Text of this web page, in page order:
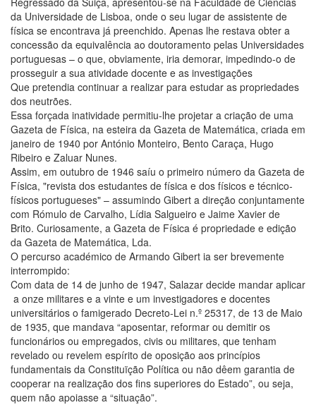
da Universidade de Lisboa, onde o seu lugar de assistente de
física se encontrava já preenchido. Apenas lhe restava obter a
concessão da equivalência ao doutoramento pelas Universidades
portuguesas – o que, obviamente, iria demorar, impedindo-o de
prosseguir a sua atividade docente e as investigações
Que pretendia continuar a realizar para estudar as propriedades
dos neutrões.
Essa forçada inatividade permitiu-lhe projetar a criação de uma
Gazeta de Física, na esteira da Gazeta de Matemática, criada em
janeiro de 1940 por António Monteiro, Bento Caraça, Hugo
Ribeiro e Zaluar Nunes.
Assim, em outubro de 1946 saíu o primeiro número da Gazeta de
Física, "revista dos estudantes de física e dos físicos e técnico-
físicos portugueses" – assumindo Gibert a direção conjuntamente
com Rómulo de Carvalho, Lídia Salgueiro e Jaime Xavier de
Brito. Curiosamente, a Gazeta de Física é propriedade e edição
da Gazeta de Matemática, Lda.
O percurso académico de Armando Gibert ia ser brevemente
interrompido:
Com data de 14 de junho de 1947, Salazar decide mandar aplicar
a onze militares e a vinte e um investigadores e docentes
universitários o famigerado Decreto-Lei n.º 25317, de 13 de Maio
de 1935, que mandava “aposentar, reformar ou demitir os
funcionários ou empregados, civis ou militares, que tenham
revelado ou revelem espírito de oposição aos princípios
fundamentais da Constituïção Política ou não dêem garantia de
cooperar na realização dos fins superiores do Estado”, ou seja,
quem não apoiasse a “situação”.